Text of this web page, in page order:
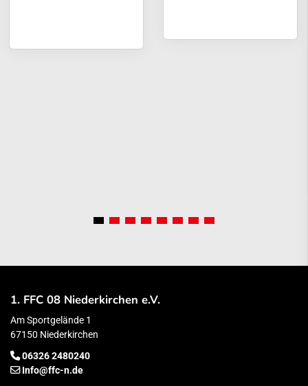
1. FFC 08 Niederkirchen e.V.
Am Sportgelände 1
67150 Niederkirchen
06326 2480240
Info@ffc-n.de